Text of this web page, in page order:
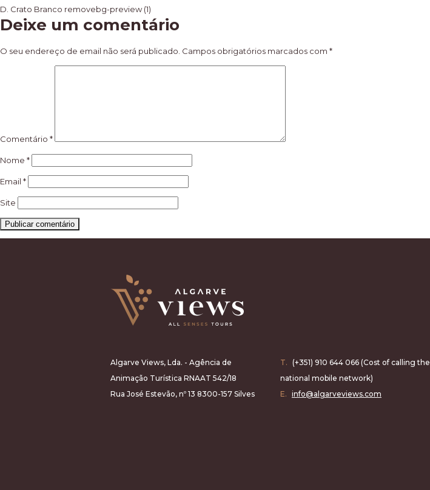
Navegação
de
artigos
D. Crato Branco removebg-preview (1)
Deixe um comentário
O seu endereço de email não será publicado. Campos obrigatórios marcados com *
Comentário *
Nome *
Email *
Site
Algarve Views, Lda. - Agência de
Animação Turística RNAAT 542/18
Rua José Estevão, nº 13 8300-157 Silves
T. (+351) 910 644 066 (Cost of calling the
national mobile network)
E. info@algarveviews.com